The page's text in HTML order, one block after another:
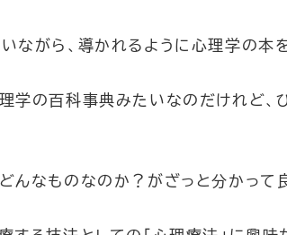
ながら、導かれるように心理学の本を
学の百科事典みたいなのだけれど、
なものなのか？がざっと分かって良